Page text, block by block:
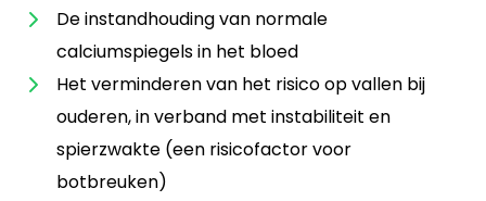
De instandhouding van normale
calciumspiegels in het bloed
Het verminderen van het risico op vallen bij
ouderen, in verband met instabiliteit en
spierzwakte (een risicofactor voor
botbreuken)